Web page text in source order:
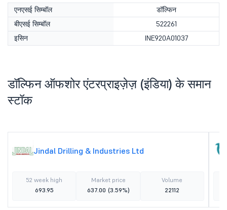
एनएसई सिम्बॉल
डॉल्फिन
बीएसई सिम्बॉल
522261
इसिन
INE920A01037
डॉल्फिन ऑफशोर एंटरप्राइज़ेज़ (इंडिया) के समान
स्टॉक
Jindal Drilling & Industries Ltd
52 week high
693.95
Market price
637.00 (3.59%)
Volume
22112